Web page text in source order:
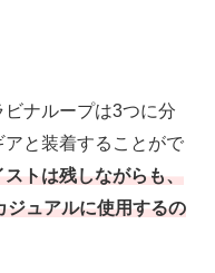
ナループは3つに分
と装着することがで
トは残しながらも、
ュアルに使用するの